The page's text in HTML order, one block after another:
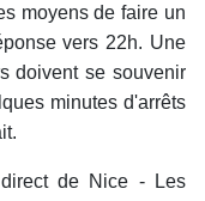
moyens de faire un
vers 22h. Une
doivent se souvenir
minutes d'arrêts
de Nice - Les